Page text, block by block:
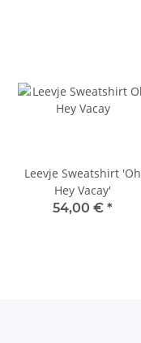
Leevje Sweatshirt 'Oh
Hey Vacay'
54,00 € *